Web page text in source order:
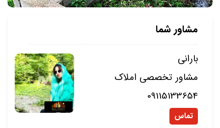
مشاور شما
بارانی
مشاور تخصصی املاک
09115133654
تماس